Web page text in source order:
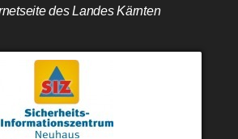
des Landes Kärnten